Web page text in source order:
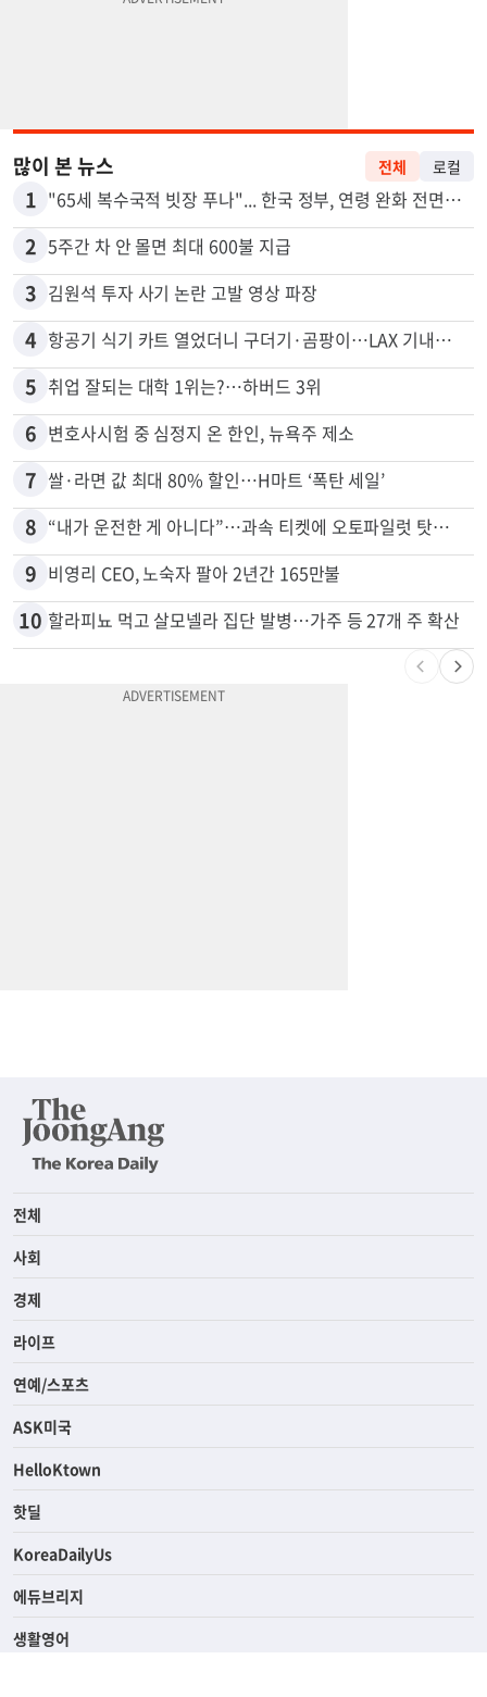
많이 본 뉴스 전체 로컬
1 "65세 복수국적 빗장 푸나"... 한국 정부, 연령 완화 전면 추진
2 5주간 차 안 몰면 최대 600불 지급
3 김원석 투자 사기 논란 고발 영상 파장
4 항공기 식기 카트 열었더니 구더기·곰팡이…LAX 기내식 업체 논란
5 취업 잘되는 대학 1위는?…하버드 3위
6 변호사시험 중 심정지 온 한인, 뉴욕주 제소
7 쌀·라면 값 최대 80% 할인…H마트 ‘폭탄 세일’
8 “내가 운전한 게 아니다”…과속 티켓에 오토파일럿 탓한 운전자
9 비영리 CEO, 노숙자 팔아 2년간 165만불
10 할라피뇨 먹고 살모넬라 집단 발병…가주 등 27개 주 확산
전체
사회
경제
라이프
연예/스포츠
ASK미국
HelloKtown
핫딜
KoreaDailyUs
에듀브리지
생활영어